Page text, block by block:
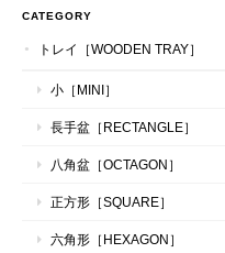
CATEGORY
トレイ［WOODEN TRAY］
小［MINI］
長手盆［RECTANGLE］
八角盆［OCTAGON］
正方形［SQUARE］
六角形［HEXAGON］